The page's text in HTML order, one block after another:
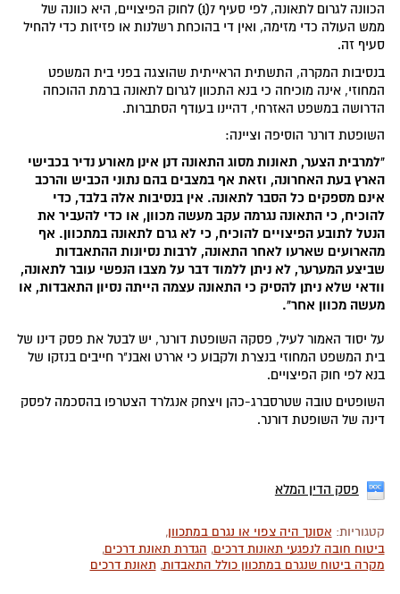
הכוונה לגרום לתאונה, לפי סעיף 7(1) לחוק הפיצויים, היא כוונה של
ממש העולה כדי מזימה, ואין די בהוכחת רשלנות או פזיזות כדי להחיל
סעיף זה.
בנסיבות המקרה, התשתית הראייתית שהוצגה בפני בית המשפט
המחוזי, אינה מוכיחה כי בנא התכוון לגרום לתאונה ברמת ההוכחה
הדרושה במשפט האזרחי, דהיינו בעודף הסתברות.
השופטת דורנר הוסיפה וציינה:
"למרבית הצער, תאונות מסוג התאונה דנן אינן מאורע נדיר בכבישי
הארץ בעת האחרונה, וזאת אף במצבים בהם נתוני הכביש והרכב
אינם מספקים כל הסבר לתאונה. אין בנסיבות אלה בלבד, כדי
להוכיח, כי התאונה נגרמה עקב מעשה מכוון, או כדי להעביר את
הנטל לתובע הפיצויים להוכיח, כי לא גרם לתאונה במתכוון. אף
מהארועים שארעו לאחר התאונה, לרבות נסיונות ההתאבדות
שביצע המערער, לא ניתן ללמוד דבר על מצבו הנפשי עובר לתאונה,
וודאי שלא ניתן להסיק כי התאונה עצמה הייתה נסיון התאבדות, או
מעשה מכוון אחר".
על יסוד האמור לעיל, פסקה השופטת דורנר, יש לבטל את פסק דינו של
בית המשפט המחוזי בנצרת ולקבוע כי אררט ואבנ"ר חייבים בנזקו של
בנא לפי חוק הפיצויים.
השופטים טובה שטרסברג-כהן ויצחק אנגלרד הצטרפו בהסכמה לפסק
דינה של השופטת דורנר.
פסק הדין המלא
קטגוריות: אסונך היה צפוי או נגרם במתכוון,
ביטוח חובה לנפגעי תאונות דרכים, הגדרת תאונת דרכים,
מקרה ביטוח שנגרם במתכוון כולל התאבדות,תאונת דרכים